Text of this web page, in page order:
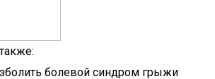
болевой синдром грыжи